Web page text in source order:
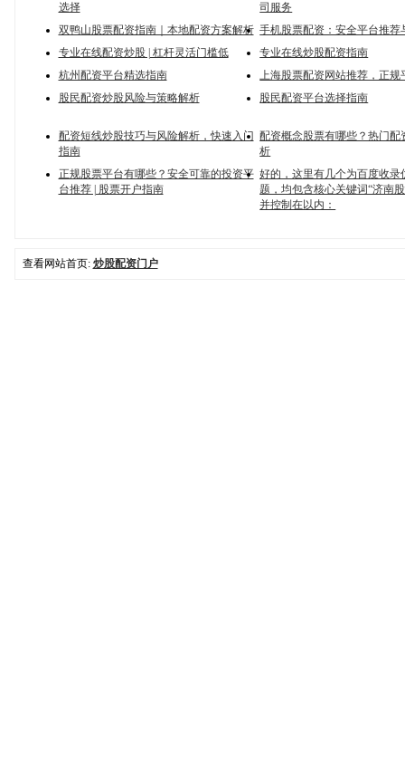
选择
司服务
双鸭山股票配资指南｜本地配资方案解析 手机股票配资：安全平台推荐
专业在线配资炒股 | 杠杆灵活门槛低
专业在线炒股配资指南
杭州配资平台精选指南
上海股票配资网站推荐，正规
股民配资炒股风险与策略解析
股民配资平台选择指南
配资短线炒股技巧与风险解析，快速入门
指南
配资概念股票有哪些？热门配
析
正规股票平台有哪些？安全可靠的投资平
台推荐 | 股票开户指南
好的，这里有几个为百度收录
题，均包含核心关键词“济南
并控制在以内：
查看网站首页: 炒股配资门户